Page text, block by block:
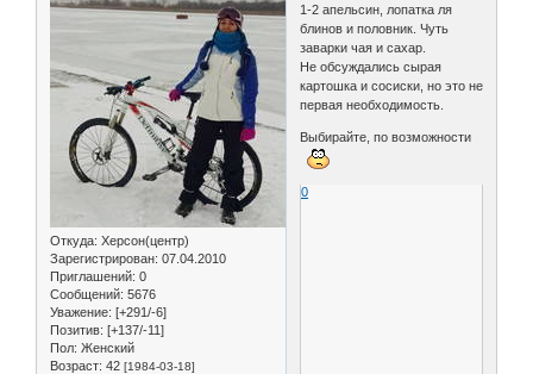
Откуда: Херсон(центр)
Зарегистрирован: 07.04.2010
Приглашений: 0
Сообщений: 5676
Уважение: [+291/-6]
Позитив: [+137/-11]
Пол: Женский
Возраст: 42 [1984-03-18]
1-2 апельсин, лопатка ля
блинов и половник. Чуть
заварки чая и сахар.
Не обсуждались сырая
картошка и сосиски, но это не
первая необходимость.
Выбирайте, по возможности
0